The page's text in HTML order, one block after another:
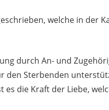
welche in der
durch An- und
den Sterbenden
die Kraft der Liebe,